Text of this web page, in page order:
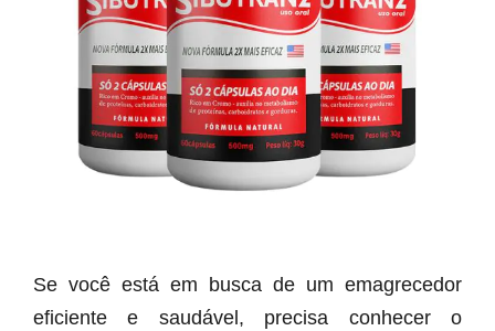
Se você está em busca de um emagrecedor
eficiente e saudável, precisa conhecer o